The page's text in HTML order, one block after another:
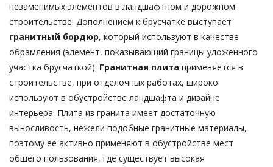
незаменимых элементов в ландшафтном и дорожном
строительстве. Дополнением к брусчатке выступает
гранитный бордюр, который используют в качестве
обрамления (элемент, показывающий границы уложенного
участка брусчаткой). Гранитная плита применяется в
строительстве, при отделочных работах, широко
используют в обустройстве ландшафта и дизайне
интерьера. Плита из гранита имеет достаточную
выносливость, нежели подобные гранитные материалы,
поэтому ее активно применяют в обустройстве мест
общего пользования, где существует высокая